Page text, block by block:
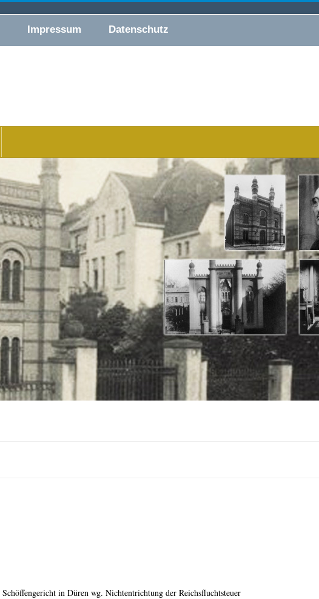
Impressum Datenschutz
in Düren wg. Nichtentrichtung der Reichsfluchtsteuer